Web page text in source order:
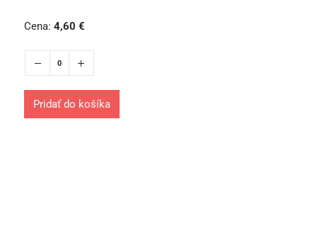
Cena: 4,60 €
Pridať do košíka